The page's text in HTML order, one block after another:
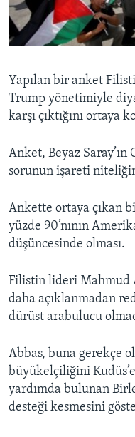
HAYATTAN
SANAT
BIZI TAKIP EDIN
Diller
Yapılan bir anket
Trump yönetimiyle
karşı çıktığını ortaya
Anket, Beyaz
sorunun işareti
Ankette ortaya çıkan
yüzde 90’nının
düşüncesinde olması.
Filistin lideri Mahmud
daha açıklanmadan
dürüst arabulucu
Abbas, buna gerekçe
büyükelçiliğini
yardımda bulunan
desteği kesmesini